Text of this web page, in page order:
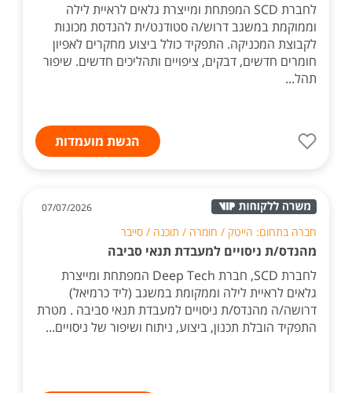
לחברת SCD המפתחת ומייצרת גלאים לראיית לילה
וממוקמת במשגב דרוש/ה סטודנט/ית להנדסת מכונות
לקבוצת המכניקה. התפקיד כולל ביצוע מחקרים לאפיון
חומרים חדשים, דבקים, ציפויים ותהליכים חדשים. שיפור
תהל...
הגשת מועמדות
07/07/2026
חברה בתחום: הייטק / חומרה / תוכנה / סייבר
מהנדס/ת ניסויים למעבדת תנאי סביבה
לחברת SCD, חברת Deep Tech המפתחת ומייצרת
גלאים לראיית לילה וממקומת במשגב (ליד כרמיאל)
דרושה/ה מהנדס/ת ניסויים למעבדת תנאי סביבה . מטרת
התפקיד הובלת תכנון, ביצוע, ניתוח ושיפור של ניסויים...